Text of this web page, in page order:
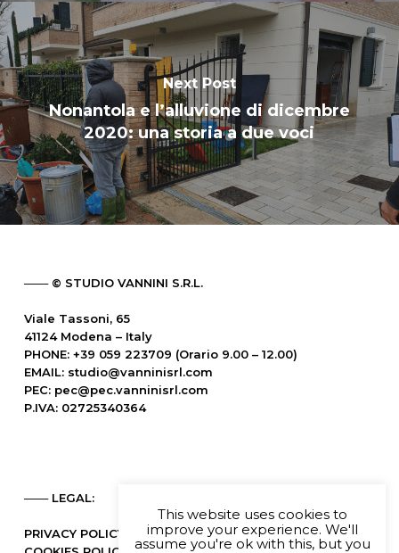
Next Post
Nonantola e l’alluvione di dicembre
2020: una storia a due voci
─── © STUDIO VANNINI S.R.L.
Viale Tassoni, 65
41124 Modena – Italy
PHONE: +39 059 223709 (Orario 9.00 – 12.00)
EMAIL: studio@vanninisrl.com
PEC: pec@pec.vanninisrl.com
P.IVA: 02725340364
─── LEGAL:
PRIVACY POLICY
This website uses cookies to
improve your experience. We'll
assume you're ok with this, but you